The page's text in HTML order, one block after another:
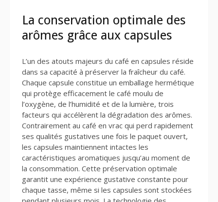
La conservation optimale des
arômes grâce aux capsules
L’un des atouts majeurs du café en capsules réside
dans sa capacité à préserver la fraîcheur du café.
Chaque capsule constitue un emballage hermétique
qui protège efficacement le café moulu de
l’oxygène, de l’humidité et de la lumière, trois
facteurs qui accélèrent la dégradation des arômes.
Contrairement au café en vrac qui perd rapidement
ses qualités gustatives une fois le paquet ouvert,
les capsules maintiennent intactes les
caractéristiques aromatiques jusqu’au moment de
la consommation. Cette préservation optimale
garantit une expérience gustative constante pour
chaque tasse, même si les capsules sont stockées